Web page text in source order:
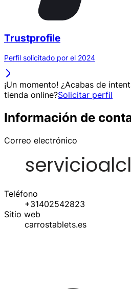
Trustprofile
Perfil solicitado por el 2024
¡Un momento! ¿Acabas de
tienda online?Solicitar perfil
Información de
Correo electrónico
Teléfono
+31402542823
Sitio web
carrostablets.es